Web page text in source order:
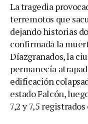
La tragedia
terremotos que
dejando historias
confirmada la
Díazgranados, la
permanecía
edificación
estado Falcón,
7,2 y 7,5